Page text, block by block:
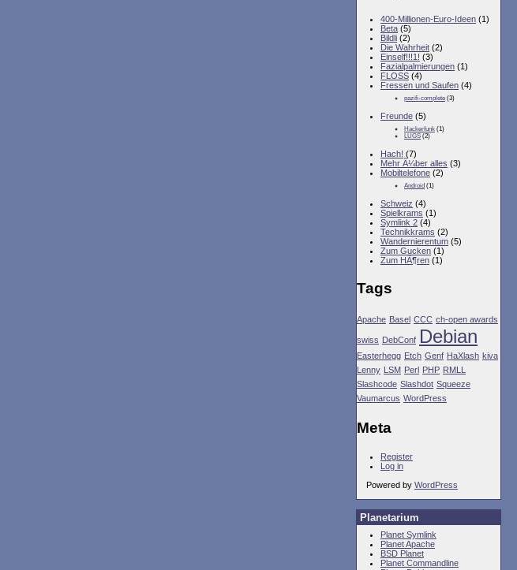
400-Millionen-Euro-Ideen (1)
Beta (5)
Bildli (2)
Die Wahrheit (2)
Einself!!!1! (3)
Fazialpalmierungen (1)
FLOSS (4)
Fressen und Saufen (4)
pazifi-complete (3)
Freunde (5)
Hackerfunk (1)
LUGS (2)
Hach! (7)
Mehr Ã¼ber alles (3)
Mobiltelefone (2)
Android (1)
Schweiz (4)
Spielkrams (1)
Symlink 2 (4)
Technikkrams (2)
Wandernierentum (5)
Zum Gucken (1)
Zum HÃ¶ren (1)
Tags
Apache Basel CCC ch-open awards
swiss DebConf Debian
Easterhegg Etch Genf HaXlash kiva
Lenny
LSM Perl PHP RMLL
Slashcode Slashdot Squeeze
Vaumarcus WordPress
Meta
Register
Log in
Powered by WordPress
Planetarium
Planet Symlink
Planet Apache
BSD Planet
Planet Commandline